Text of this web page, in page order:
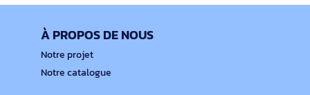
À PROPOS DE NOUS
Notre projet
Notre catalogue